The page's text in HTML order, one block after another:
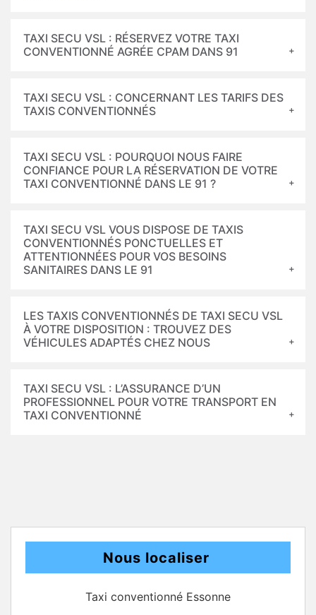
TAXI SECU VSL : RÉSERVEZ VOTRE TAXI
CONVENTIONNÉ AGRÉE CPAM DANS 91
TAXI SECU VSL : CONCERNANT LES TARIFS DES
TAXIS CONVENTIONNÉS
TAXI SECU VSL : POURQUOI NOUS FAIRE
CONFIANCE POUR LA RÉSERVATION DE VOTRE
TAXI CONVENTIONNÉ DANS LE 91 ?
TAXI SECU VSL VOUS DISPOSE DE TAXIS
CONVENTIONNÉS PONCTUELLES ET
ATTENTIONNÉES POUR VOS BESOINS
SANITAIRES DANS LE 91
LES TAXIS CONVENTIONNÉS DE TAXI SECU VSL
À VOTRE DISPOSITION : TROUVEZ DES
VÉHICULES ADAPTÉS CHEZ NOUS
TAXI SECU VSL : L’ASSURANCE D’UN
PROFESSIONNEL POUR VOTRE TRANSPORT EN
TAXI CONVENTIONNÉ
Nous localiser
Taxi conventionné Essonne